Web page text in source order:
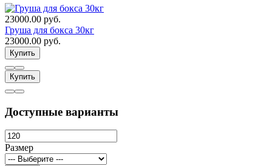
23000.00 руб.
Груша для бокса 30кг
23000.00 руб.
Купить
Купить
Доступные варианты
Размер